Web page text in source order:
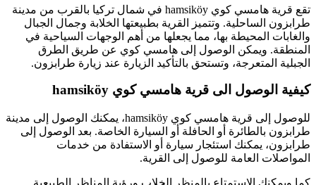
تقع قرية هامسي كوي hamsiköy في شمال تركيا بالقرب من مدينة
طرابزون الساحلية. وتتميز القرية بطبيعتها الخلابة وجمال الجبال
والغابات المحيطة بها، مما يجعلها من أهم الوجهات السياحية في
المنطقة. ويمكن الوصول إلى هامسي كوي عن طريق الطرق
الجبلية المتعرجة، وتستحق بالتأكيد الزيارة عند زيارة طرابزون.
كيفية الوصول الى قرية هامسي كوي hamsiköy
للوصول إلى قرية هامسي كوي hamsiköy، يمكنك الوصول إلى مدينة
طرابزون بالطائرة أو الحافلة أو السيارة الخاصة. بعد الوصول إلى
طرابزون، يمكنك استئجار سيارة أو الاستفادة من خدمات
المواصلات العامة للوصول إلى القرية.
كما ويمكنك الاستمتاع بالمنظر الخلاب ورؤية المناظر الطبيعية